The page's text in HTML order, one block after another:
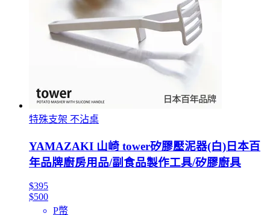
特殊支架 不沾桌
YAMAZAKI 山崎 tower矽膠壓泥器(白)日本百
年品牌廚房用品/副食品製作工具/矽膠廚具
$395
$500
P幣